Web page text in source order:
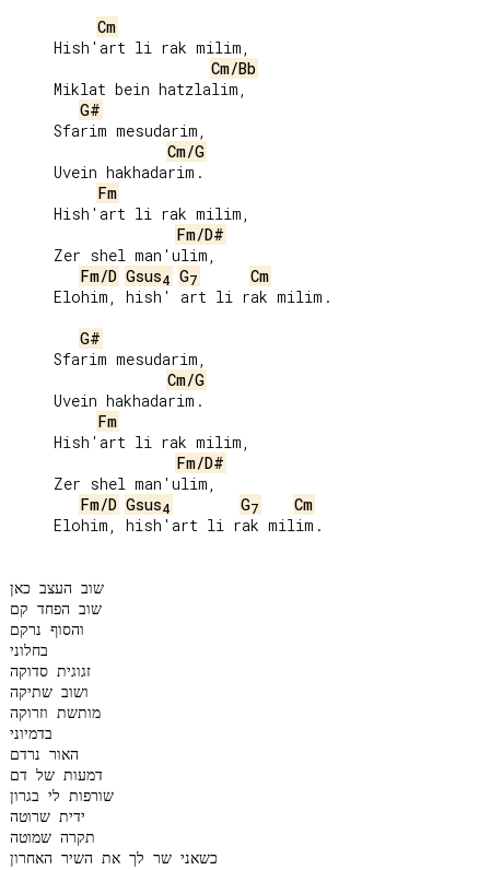
Cm
Cm/Bb
G#
Cm/G
Fm
Fm/D#
Fm/D Gsus4 G7
Cm
G#
Cm/G
Fm
Fm/D#
Fm/D Gsus4 G7
Cm
שוב העצב כאן
שוב הפחד קם
והסוף נרקם
בחלוני
זגוגית סדוקה
ושוב שתיקה
מותשת וזרוקה
בדמיוני
האור נרדם
דמעות של דם
שורפות לי בגרון
ידית שרוטה
תקרה שמוטה
כשאני שר לך את השיר האחרון